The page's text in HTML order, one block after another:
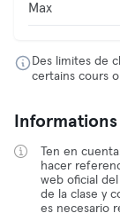
Max
Des limites de
certains cours
Ten en
hacer
web oficial
de la clase y
es necesario